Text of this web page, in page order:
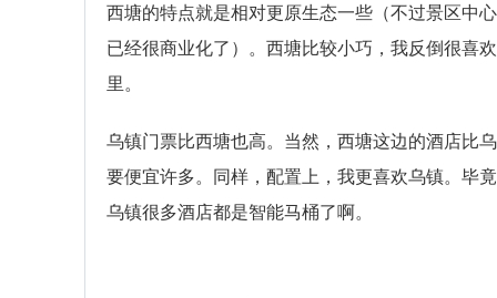
西塘的特点就是相对更原生态一些（不过景区中
已经很商业化了）。西塘比较小巧，我反倒很喜
里。
乌镇门票比西塘也高。当然，西塘这边的酒店比
要便宜许多。同样，配置上，我更喜欢乌镇。毕
乌镇很多酒店都是智能马桶了啊。